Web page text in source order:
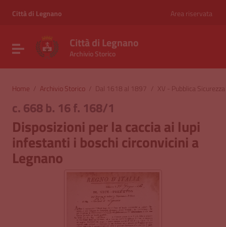
Vai al menu di navigazione
Città di Legnano Area riservata
Attiva / disattiva la navigazione
Città di Legnano
Archivio Storico
Home / Archivio Storico / Dal 1618 al 1897 / XV - Pubblica Sicurezza
c. 668 b. 16 f. 168/1
Disposizioni per la caccia ai lupi
infestanti i boschi circonvicini a
Legnano